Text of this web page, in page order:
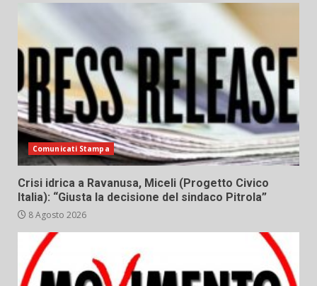
Comunicati Stampa
Crisi idrica a Ravanusa, Miceli (Progetto Civico
Italia): “Giusta la decisione del sindaco Pitrola”
8 Agosto 2026